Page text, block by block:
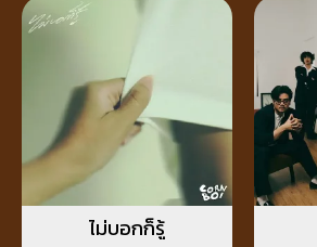
ไม่บอกก็รู้